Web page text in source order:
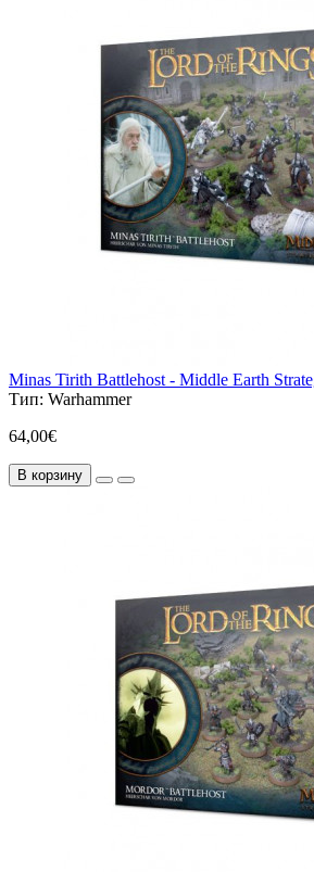
Minas Tirith Battlehost - Middle Earth
Тип: Warhammer
64,00€
В корзину